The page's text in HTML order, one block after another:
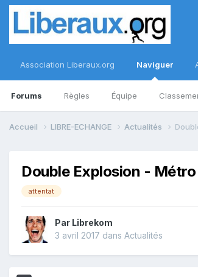
Association Liberaux.org Naviguer
Forums Règles Équipe
Accueil LIBRE-ECHANGE Actualités
Double Explosion -
attentat
Par Librekom
3 avril 2017 dans Actualités